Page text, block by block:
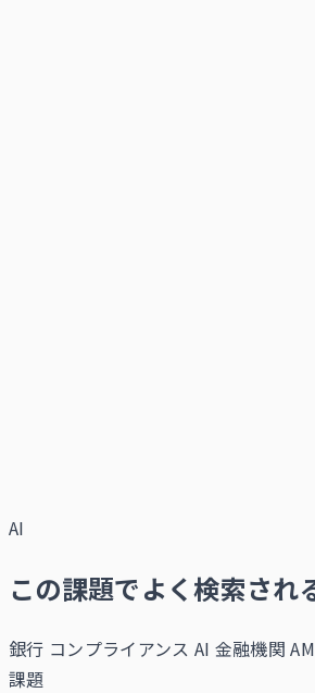
AI
この課題でよく検索され
銀行 コンプライアンス AI 金融機関
課題